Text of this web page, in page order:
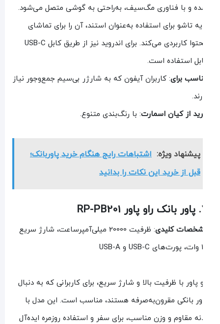
و با فناوری مگ‌سیف، به‌راحتی به گوشی متصل می‌شود.
تاشو برای استفاده به‌عنوان استند، آن را برای تماشای
محتوا کاربردی می‌کند. برای اندروید نیز از طریق کابل USB-C
استفاده است.
برای: کاربران آیفون که به شارژر بی‌سیم جمع‌وجور نیاز
از کیان اسمارت: با رنگ‌بندی متنوع.
پیشنهاد ویژه: اشتباهات رایج هنگام خرید پاوربانک؛
قبل از خرید این نکات را بدانید
کلیدی
: ظرفیت 20000 میلی‌آمپرساعت، شارژ سریع
پاور با ظرفیت بالا و شارژ سریع، برای کاربرانی که به دنبال
بانکی مقرون‌به‌صرفه هستند، مناسب است. این مدل با
مقاوم و وزن مناسب، برای سفر و استفاده روزمره ایده‌آل